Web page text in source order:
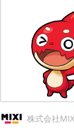
株式会社